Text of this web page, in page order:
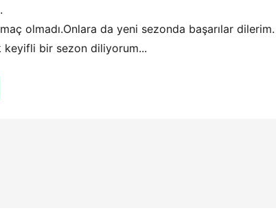
olmadı.Onlara da yeni sezonda başarılar dilerim.
keyifli bir sezon diliyorum...